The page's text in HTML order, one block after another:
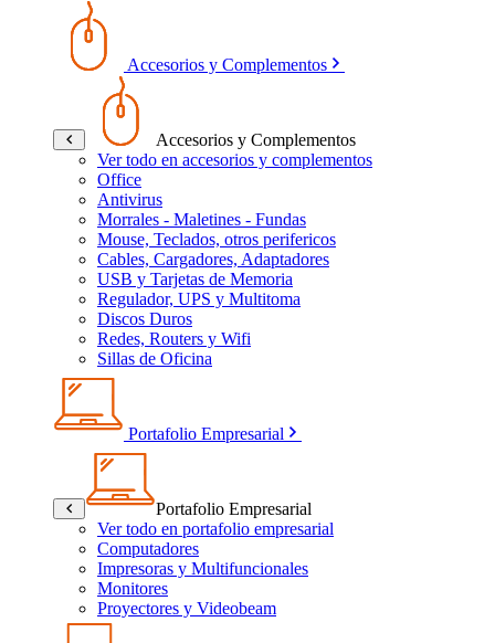
Accesorios y Complementos
Accesorios y Complementos
Ver todo en accesorios y complementos
Office
Antivirus
Morrales - Maletines - Fundas
Mouse, Teclados, otros perifericos
Cables, Cargadores, Adaptadores
USB y Tarjetas de Memoria
Regulador, UPS y Multitoma
Discos Duros
Redes, Routers y Wifi
Sillas de Oficina
Portafolio Empresarial
Portafolio Empresarial
Ver todo en portafolio empresarial
Computadores
Impresoras y Multifuncionales
Monitores
Proyectores y Videobeam